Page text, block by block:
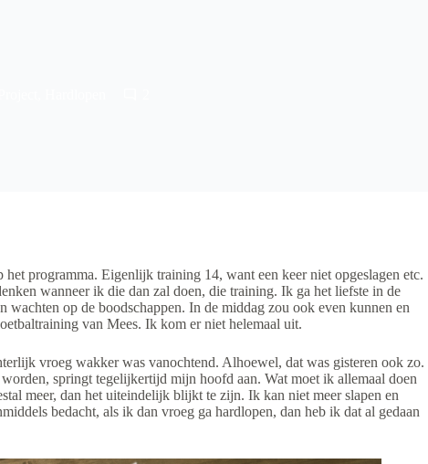
programma. Eigenlijk training 14, want een keer niet opgeslagen etc.
wanneer ik die dan zal doen, die training. Ik ga het liefste in de
wachten op de boodschappen. In de middag zou ook even kunnen en
van Mees. Ik kom er niet helemaal uit.
vroeg wakker was vanochtend. Alhoewel, dat was gisteren ook zo.
springt tegelijkertijd mijn hoofd aan. Wat moet ik allemaal doen
meer, dan het uiteindelijk blijkt te zijn. Ik kan niet meer slapen en
bedacht, als ik dan vroeg ga hardlopen, dan heb ik dat al gedaan